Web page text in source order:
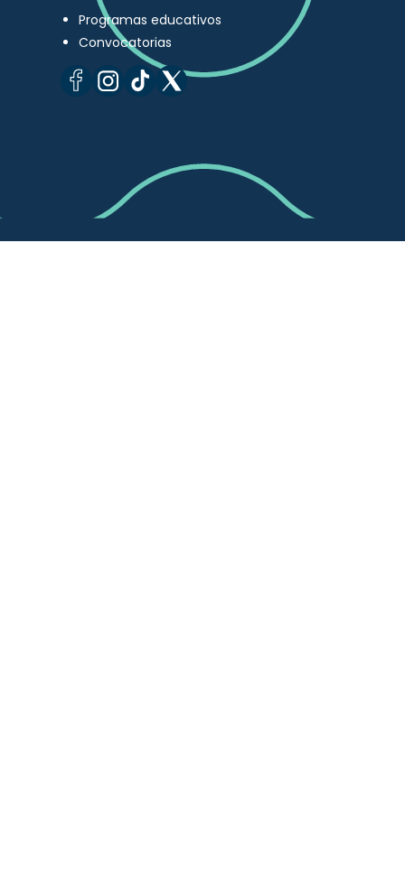
Programas educativos
Convocatorias